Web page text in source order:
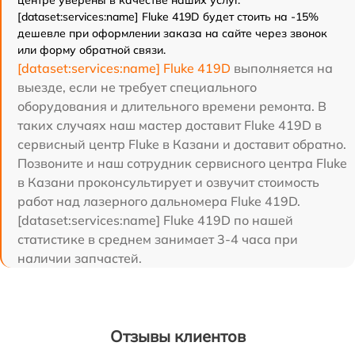
[dataset:services:name] Fluke 419D будет стоить на -15%
дешевле при оформлении заказа на сайте через звонок
или форму обратной связи.
[dataset:services:name] Fluke 419D выполняется на
выезде, если не требует специального
оборудования и длительного времени ремонта. В
таких случаях наш мастер доставит Fluke 419D в
сервисный центр Fluke в Казани и доставит обратно.
Позвоните и наш сотрудник сервисного центра Fluke
в Казани проконсультирует и озвучит стоимость
работ над лазерного дальномера Fluke 419D.
[dataset:services:name] Fluke 419D по нашей
статистике в среднем занимает 3-4 часа при
наличии запчастей.
Отзывы клиентов